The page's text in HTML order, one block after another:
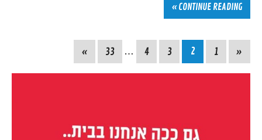
CONTINUE READING »
«
1
2
3
4
…
33
»